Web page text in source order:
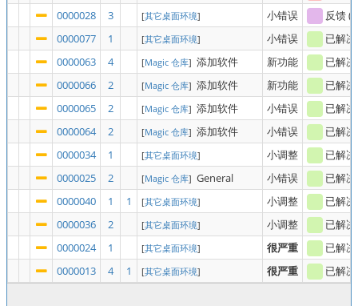
0000028
3 [其它桌面环境] 小错误 反馈(
0000077
1 [其它桌面环境] 小错误 已解决
0000063
4 [Magic 仓库] 添加软件 新功能 已解决
0000066
2 [Magic 仓库] 添加软件 新功能 已解决
0000065
2 [Magic 仓库] 添加软件 小错误 已解决
0000064
2 [Magic 仓库] 添加软件 小错误 已解决
0000034
1 [其它桌面环境] 小调整 已解决
0000025
2 [Magic 仓库] General 小错误 已解决
0000040
1 1 [其它桌面环境] 小调整 已解决
0000036
2 [其它桌面环境] 小调整 已解决
0000024
1 [其它桌面环境] 很严重 已解决
0000013
4 1 [其它桌面环境] 很严重 已解决